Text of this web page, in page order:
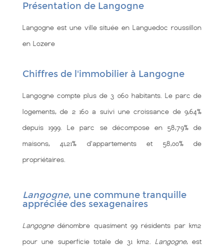
Présentation de Langogne
Langogne est une ville située en Languedoc roussillon
en Lozere
Chiffres de l'immobilier à Langogne
Langogne compte plus de 3 060 habitants. Le parc de
logements, de 2 160 a suivi une croissance de 9,64%
depuis 1999. Le parc se décompose en 58,79% de
maisons, 41,21% d'appartements et 58,00% de
propriétaires.
Langogne, une commune tranquille
appréciée des sexagenaires
Langognedénombre quasiment 99 résidents par km2
pour une superficie totale de 31 km2. Langogne, est